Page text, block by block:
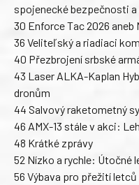
spojenecké bezpečnosti
30 Enforce Tac 2026
36 Veliteľský a riadiaci
40 Přezbrojení srbské
43 Laser ALKA-Kaplan
dronům
44 Salvový raketometný
46 AMX-13 stále v akci:
48 Krátké zprávy
52 Nízko a rychle: Útočné
56 Výbava pro přežití letců